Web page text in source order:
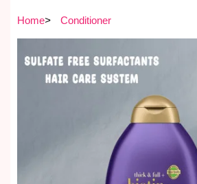
Home> Conditioner